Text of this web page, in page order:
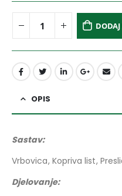
OPIS
Sastav:
Vrbovica, Kopriva list,
Djelovanje: